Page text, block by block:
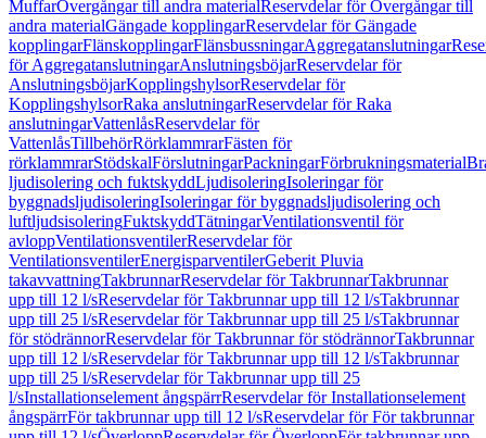
MuffarÖvergångar till andra materialReservdelar för Övergångar till
andra materialGängade kopplingarReservdelar för Gängade
kopplingarFlänskopplingarFlänsbussningarAggregatanslutningar
för AggregatanslutningarAnslutningsböjarReservdelar för
AnslutningsböjarKopplingshylsorReservdelar för
KopplingshylsorRaka anslutningarReservdelar för Raka
anslutningarVattenlåsReservdelar för
VattenlåsTillbehörRörklammrarFästen för
rörklammrarStödskalFörslutningarPackningarFörbrukningsmaterial
ljudisolering och fuktskyddLjudisoleringIsoleringar för
byggnadsljudisoleringIsoleringar för byggnadsljudisolering och
luftljudsisoleringFuktskyddTätningarVentilationsventil för
avloppVentilationsventilerReservdelar för
VentilationsventilerEnergisparventilerGeberit Pluvia
takavvattningTakbrunnarReservdelar för TakbrunnarTakbrunnar
upp till 12 l/sReservdelar för Takbrunnar upp till 12 l/sTakbrunnar
upp till 25 l/sReservdelar för Takbrunnar upp till 25 l/sTakbrunnar
för stödrännorReservdelar för Takbrunnar för stödrännorTakbrunnar
upp till 12 l/sReservdelar för Takbrunnar upp till 12 l/sTakbrunnar
upp till 25 l/sReservdelar för Takbrunnar upp till 25
l/sInstallationselement ångspärrReservdelar för Installationselement
ångspärrFör takbrunnar upp till 12 l/sReservdelar för För takbrunnar